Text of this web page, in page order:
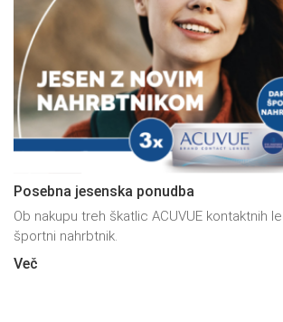
Posebna jesenska ponudba
Ob nakupu treh škatlic ACUVUE kontaktnih
športni nahrbtnik.
Več